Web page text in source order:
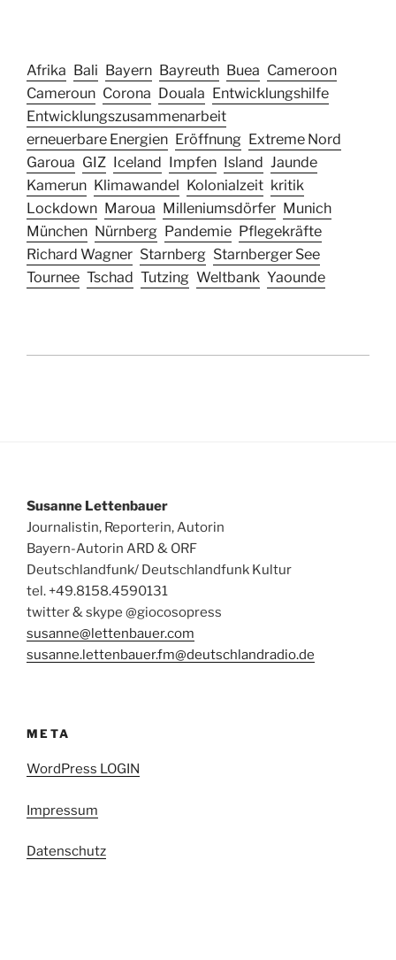
Afrika Bali Bayern Bayreuth Buea Cameroon
Cameroun Corona Douala Entwicklungshilfe
Entwicklungszusammenarbeit
erneuerbare Energien Eröffnung Extreme Nord
Garoua GIZ Iceland Impfen Island Jaunde
Kamerun Klimawandel Kolonialzeit kritik
Lockdown Maroua Milleniumsdörfer Munich
München Nürnberg Pandemie Pflegekräfte
Richard Wagner Starnberg Starnberger See
Tournee Tschad Tutzing Weltbank Yaounde
Susanne Lettenbauer
Journalistin, Reporterin, Autorin
Bayern-Autorin ARD & ORF
Deutschlandfunk/ Deutschlandfunk Kultur
tel. +49.8158.4590131
twitter & skype @giocosopress
susanne@lettenbauer.com
susanne.lettenbauer.fm@deutschlandradio.de
META
WordPress LOGIN
Impressum
Datenschutz